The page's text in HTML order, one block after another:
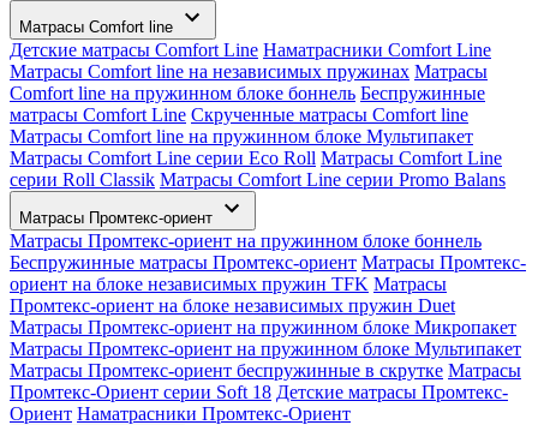
Матрасы Comfort line
Детские матрасы Comfort Line Наматрасники Comfort Line
Матрасы Comfort line на независимых пружинах Матрасы
Comfort line на пружинном блоке боннель Беспружинные
матрасы Comfort Line Скрученные матрасы Comfort line
Матрасы Comfort line на пружинном блоке Мультипакет
Матрасы Comfort Line серии Eco Roll Матрасы Comfort Line
серии Roll Classik Матрасы Comfort Line серии Promo Balans
Матрасы Промтекс-ориент
Матрасы Промтекс-ориент на пружинном блоке боннель
Беспружинные матрасы Промтекс-ориент Матрасы Промтекс-
ориент на блоке независимых пружин TFK Матрасы
Промтекс-ориент на блоке независимых пружин Duet
Матрасы Промтекс-ориент на пружинном блоке Микропакет
Матрасы Промтекс-ориент на пружинном блоке Мультипакет
Матрасы Промтекс-ориент беспружинные в скрутке Матрасы
Промтекс-Ориент серии Soft 18 Детские матрасы Промтекс-
Ориент Наматрасники Промтекс-Ориент